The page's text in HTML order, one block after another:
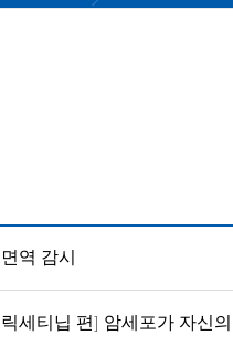
역 감시
세티닙 편] 암세포가 자신